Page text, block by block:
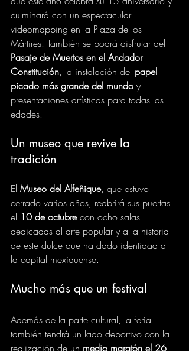
culminará con un espectacular
videomapping en la Plaza de los
Mártires. También se podrá disfrutar del
Pasaje de Muertos en el Andador
Constitución, la instalación del papel
picado más grande del mundo y
presentaciones artísticas para todas las
edades.
Un museo que revive la
tradición
El Museo del Alfeñique, que estuvo
cerrado varios años, reabrirá sus puertas
el 10 de octubre con ocho salas
dedicadas al arte popular y a la historia
de este dulce que ha dado identidad a
la capital mexiquense.
Mucho más que un festival
Además de la parte cultural, la feria
también tendrá un lado deportivo con la
realización de un medio maratón el 26